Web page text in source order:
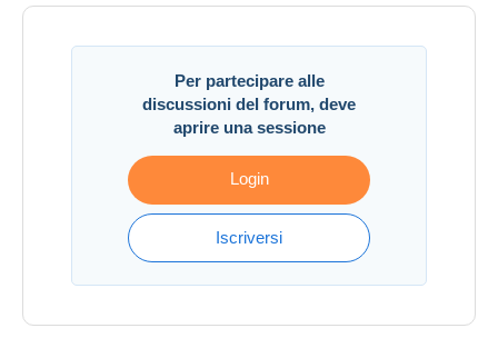
Per partecipare alle
discussioni del forum, deve
aprire una sessione
Login
Iscriversi